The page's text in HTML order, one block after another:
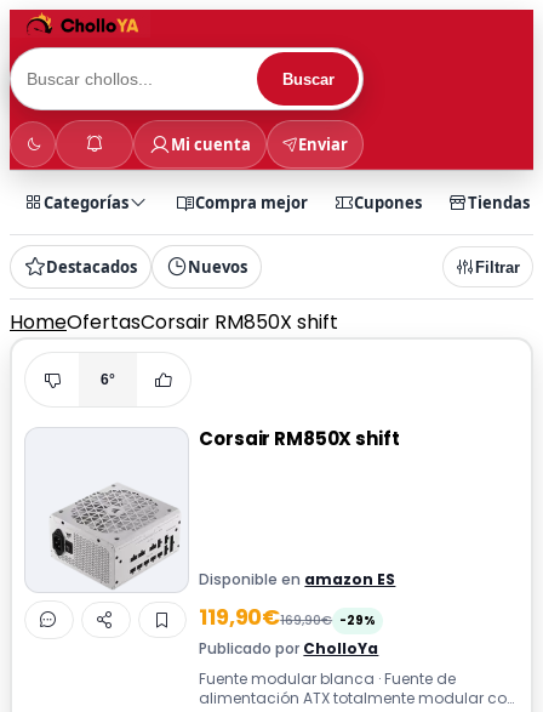
Buscar
Mi cuenta Enviar
Categorías Compra mejor Cupones Tiendas
Destacados Nuevos Filtrar
HomeOfertasCorsair RM850X shift
6°
Corsair RM850X shift
Disponible en amazon ES
119,90€169,90€ -29%
Publicado por CholloYa
Fuente modular blanca · Fuente de
alimentación ATX totalmente modular con